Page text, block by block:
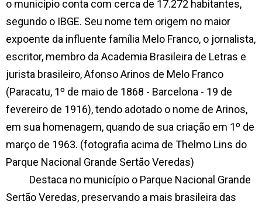
o município conta com cerca de 17.272 habitantes,
segundo o IBGE. Seu nome tem origem no maior
expoente da influente família Melo Franco, o jornalista,
escritor, membro da Academia Brasileira de Letras e
jurista brasileiro, Afonso Arinos de Melo Franco
(Paracatu, 1º de maio de 1868 - Barcelona - 19 de
fevereiro de 1916), tendo adotado o nome de Arinos,
em sua homenagem, quando de sua criação em 1º de
março de 1963. (fotografia acima de Thelmo Lins do
Parque Nacional Grande Sertão Veredas)
Destaca no município o Parque Nacional Grande
Sertão Veredas, preservando a mais brasileira das